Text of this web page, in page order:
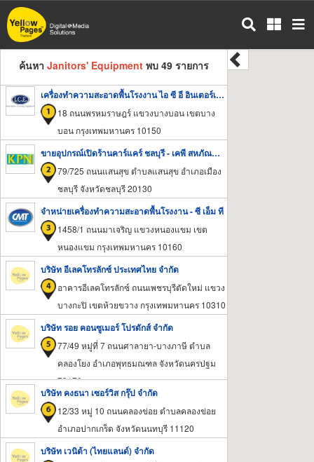
ข้าม
ไป
เนื้อหาค้นหาJanitors' Equipmentพบ 49 รายการ
เครื่องทำความสะอาดพื้นโรงงาน ไอ ซี อี อินเตอร์เทรด
18 ถนนพรหมราษฎร์ แขวงบางบอน เขตบาง
บอน กรุงเทพมหานคร 10150
ขายอุปกรณ์เปิดร้านคาร์แคร์ ชลบุรี - เคพี สหภัณฑ์สินคณา
79/725 ถนนแสนสุข ตำบลแสนสุข อำเภอเมือง
ชลบุรี จังหวัดชลบุรี 20130
จำหน่ายเครื่องทำความสะอาดพื้นโรงงาน - ซี เอ็ม ที
1458/1 ถนนมาเจริญ แขวงหนองแขม เขต
หนองแขม กรุงเทพมหานคร 10160
บริษัท อีเลคโทรลักซ์ ประเทศไทย จำกัด
อาคารอีเลคโทรลักซ์ ถนนเพชรบุรีตัดใหม่ แขวง
บางกะปิ เขตห้วยขวาง กรุงเทพมหานคร 10310
บริษัท รอย คอนซูเมอร์ โปรดักส์ จำกัด
77/49 หมู่ที่ 7 ถนนศาลายา-บางภาษี ตำบล
คลองโยง อำเภอพุทธมณฑล จังหวัดนครปฐม
73170
บริษัท คงธนา เซอร์วิส กรุ๊ป จำกัด
12/33 หมู่ 10 ถนนคลองข่อย ตำบลคลองข่อย
อำเภอปากเกร็ด จังหวัดนนทบุรี 11120
บริษัท เวนิต้า (ไทยแลนด์) จำกัด